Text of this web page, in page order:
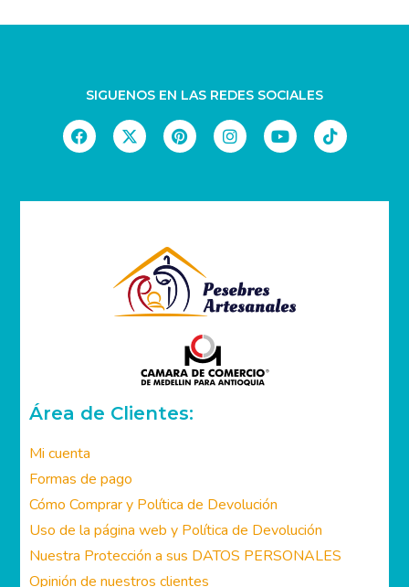
SIGUENOS EN LAS REDES SOCIALES
Área de Clientes:
Mi cuenta
Formas de pago
Cómo Comprar y Política de Devolución
Uso de la página web y Política de Devolución
Nuestra Protección a sus DATOS PERSONALES
Opinión de nuestros clientes